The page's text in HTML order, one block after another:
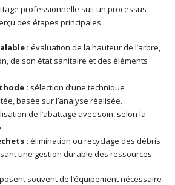
professionnelle suit un processus
des étapes principales :
: évaluation de la hauteur de l’arbre,
de son état sanitaire et des éléments
: sélection d’une technique
basée sur l’analyse réalisée.
de l’abattage avec soin, selon la
: élimination ou recyclage des débris
une gestion durable des ressources.
souvent de l’équipement nécessaire